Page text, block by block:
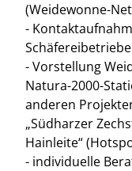
(Weidewonne-
-
Schäfereibetriebe
- Vorstellung
Natura-2000-
anderen
„Südharzer
Hainleite“
- individuelle